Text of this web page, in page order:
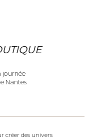
journée
Nantes
créer des univers